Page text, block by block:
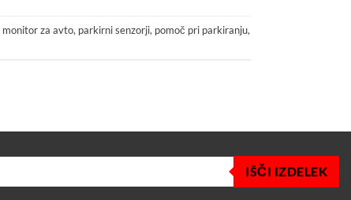
monitor za avto, parkirni senzorji, pomoč pri parkiranju,
IŠČI IZDELEK